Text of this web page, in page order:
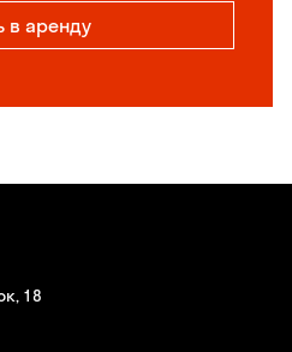
в аренду
18